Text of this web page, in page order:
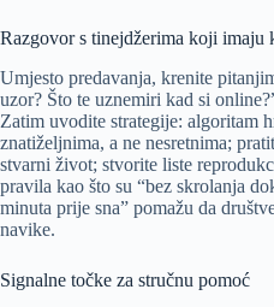
Razgovor s tinejdžerima koji imaju
Umjesto predavanja, krenite
uzor? Što te uznemiri kad si
Zatim uvodite strategije: algoritam
znatiželjnima, a ne nesretnima;
stvarni život; stvorite liste
pravila kao što su “bez skrolanja
minuta prije sna” pomažu da
navike.
Signalne točke za stručnu pomoć